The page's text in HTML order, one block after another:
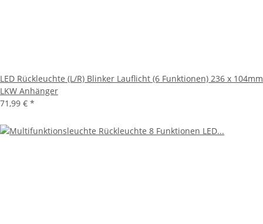
LED Rückleuchte (L/R) Blinker Lauflicht (6 Funktionen) 236 x 104mm
LKW Anhänger
71,99 € *